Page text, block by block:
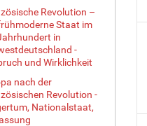
Revolution –
Staat im
in
-
und Wirklichkeit
nach der
Revolution -
Nationalstaat,